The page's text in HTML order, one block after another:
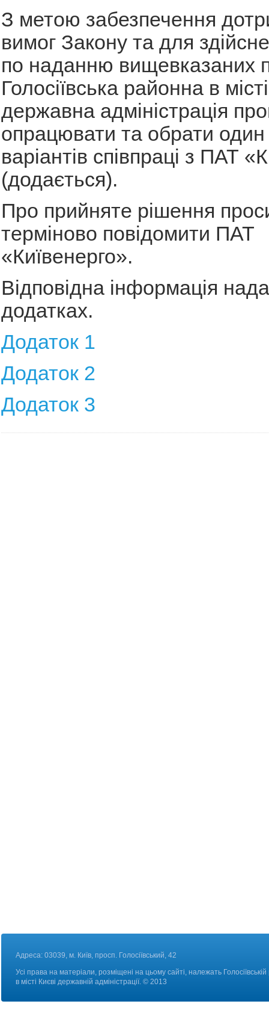
З метою забезпечення
вимог Закону та для
по наданню вищевказаних
Голосіївська районна в
державна адміністрація
опрацювати та обрати
варіантів співпраці з ПАТ
(додається).
Про прийняте рішення
терміново повідомити ПАТ
«Київенерго».
Відповідна інформація
додатках.
Додаток 1
Додаток 2
Додаток 3
Адреса: 03039, м. Київ, просп. Голосіївський, 42
Усі права на матеріали, розміщені на цьому сайті, належать
в місті Києві державній адміністрації. © 2013